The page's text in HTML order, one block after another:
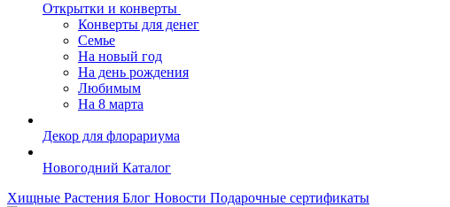
Открытки и конверты
Конверты для денег
Семье
На новый год
На день рождения
Любимым
На 8 марта
Декор для флорариума
Новогодний Каталог
Хищные Растения Блог Новости Подарочные сертификаты